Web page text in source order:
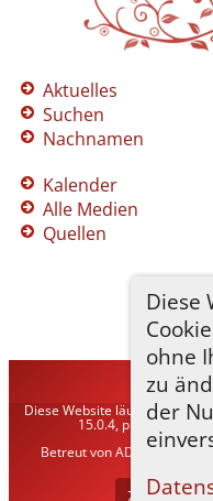
Diese
ohne
zu
der
Aktuelles
Suchen
Nachnamen
Kalender
Alle Medien
Quellen
TNG-
Diese Website läuft mitThe
15.0.4, programmiert
Betreut vonADLER
Zur